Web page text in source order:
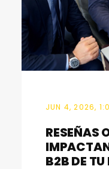
JUN 4, 2026,
RESEÑAS
B2B DE TU